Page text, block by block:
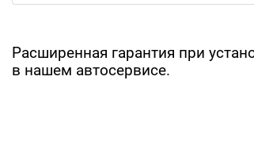
Расширенная гарантия при
в нашем автосервисе.